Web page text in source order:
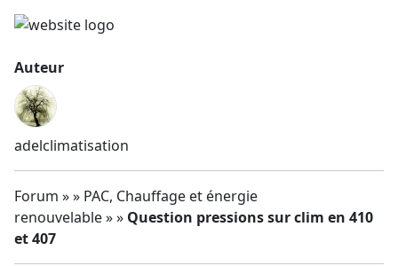
Auteur
adelclimatisation
Forum » » PAC, Chauffage et énergie
renouvelable » » Question pressions sur clim en 410
et 407